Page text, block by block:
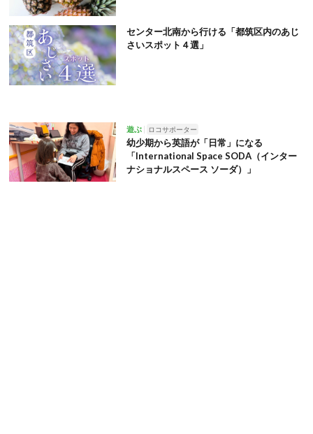
センター北南から行ける「都筑区内のあじ
さいスポット４選」
遊ぶ ロコサポーター
幼少期から英語が「日常」になる
「International Space SODA（インター
ナショナルスペース ソーダ）」